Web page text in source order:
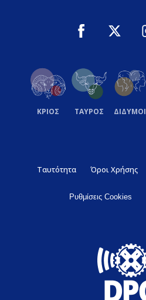
ΚΡΙΟΣ ΤΑΥΡΟΣ ΔΙΔΥΜΟΙ
Ταυτότητα Όροι Χρήσης
Ρυθμίσεις Cookies